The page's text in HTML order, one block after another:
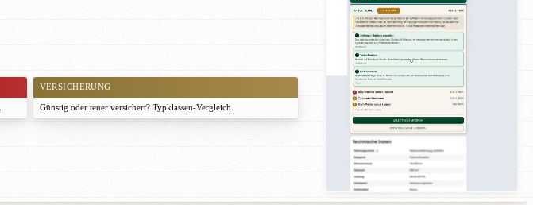
VERSICHERUNG
Günstig oder teuer versichert? Typklassen-Vergleich.